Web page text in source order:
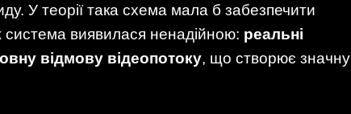
У теорії така схема мала б забезпечити
система виявилася ненадійною: реальні
відмову відеопотоку, що створює значну